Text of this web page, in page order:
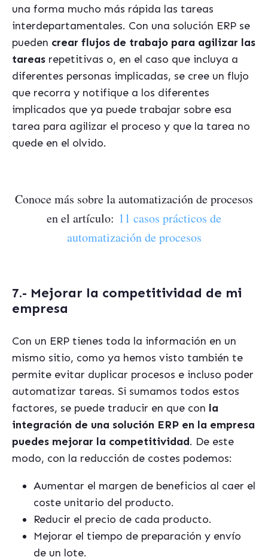
una forma mucho más rápida las tareas
interdepartamentales. Con una solución ERP se
pueden crear flujos de trabajo para agilizar las
tareas repetitivas o, en el caso que incluya a
diferentes personas implicadas, se cree un flujo
que recorra y notifique a los diferentes
implicados que ya puede trabajar sobre esa
tarea para agilizar el proceso y que la tarea no
quede en el olvido.
Conoce más sobre la automatización de procesos
en el artículo: 11 casos prácticos de
automatización de procesos
7.- Mejorar la competitividad de mi
empresa
Con un ERP tienes toda la información en un
mismo sitio, como ya hemos visto también te
permite evitar duplicar procesos e incluso poder
automatizar tareas. Si sumamos todos estos
factores, se puede traducir en que con la
integración de una solución ERP en la empresa
puedes mejorar la competitividad. De este
modo, con la reducción de costes podemos:
Aumentar el margen de beneficios al caer el
coste unitario del producto.
Reducir el precio de cada producto.
Mejorar el tiempo de preparación y envío
de un lote.